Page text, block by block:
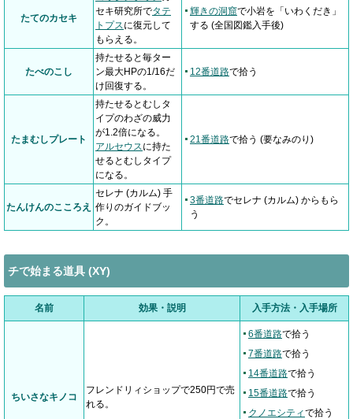
たてのカセキ
セキ研究所でタテ
トプスに復元して
もらえる。
輝きの洞窟で小岩を「いわくだき」
する (全国図鑑入手後)
たべのこし
持たせると毎ター
ン最大HPの1/16だ
け回復する。
12番道路で拾う
たまむしプレート
持たせるとむしタ
イプのわざの威力
が1.2倍になる。
アルセウスに持た
せるとむしタイプ
になる。
21番道路で拾う (要なみのり)
たんけんのこころえ
セレナ (カルム) 手
作りのガイドブッ
ク。
3番道路でセレナ (カルム) からもら
う
チで始まる道具 (XY)
名前 効果・説明 入手方法・入手場所
ちいさなキノコ
フレンドリィショップで250円で売
れる。
6番道路で拾う
7番道路で拾う
14番道路で拾う
15番道路で拾う
クノエシティで拾う